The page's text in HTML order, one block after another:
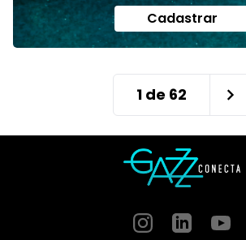
Cadastrar
1de 62
InstagramGitHubGitHub